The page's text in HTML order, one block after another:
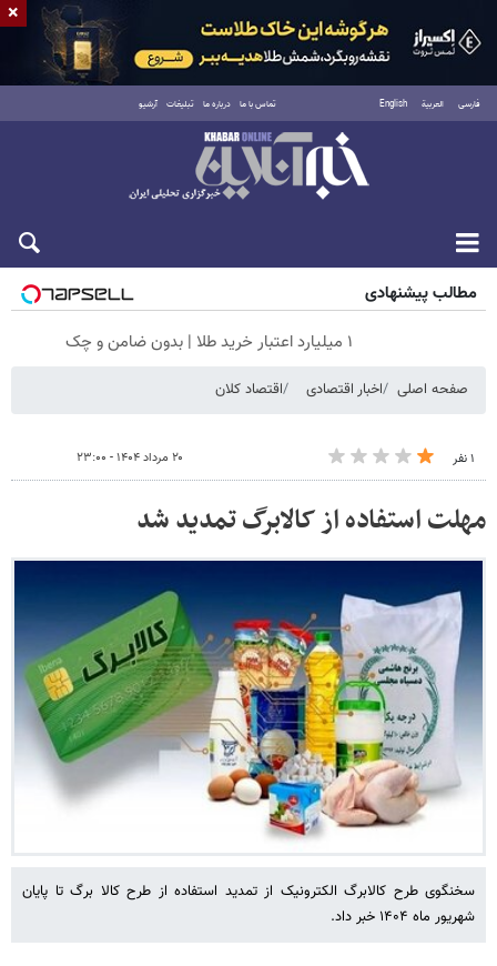
فارسی العربية English تماس با ما درباره ما تبلیغات آرشیو
شنبه ۱۷ مرداد ۱۴۰۵
مطالب پیشنهادی
۱ میلیارد اعتبار خرید طلا | بدون ضامن و چک
صفحه اصلی اخبار اقتصادی اقتصاد کلان
۱ نفر ۲۰ مرداد ۱۴۰۴ - ۲۳:۰۰
مهلت استفاده از کالابرگ تمدید شد
سخنگوی طرح کالابرگ الکترونیک از تمدید استفاده از طرح کالا برگ تا پایان
شهریور ماه ۱۴۰۴ خبر داد.
×